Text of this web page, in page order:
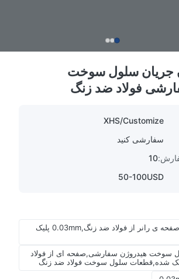
سلول سوخت
فولاد ضد زنگ
XHS/Customize
سفارشی کنید
10
50-100USD
صفحه رانر OEM,صفحه ی رانر از فولاد ضد زنگ,0.03mm پلیک
هیدروژن سفارشی,صفحه ای از فولاد
سلول سوخت فولاد ضد زنگ